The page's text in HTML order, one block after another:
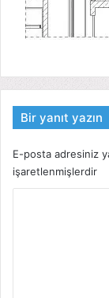
Bir yanıt yazın
E-posta adresiniz
işaretlenmişlerdir